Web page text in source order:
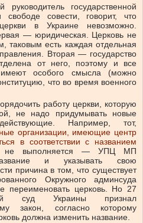
государственной
совести, говорит, что
в Украине невозможно.
— юридическая. Церковь не
таковым есть каждая отдельная
Вторая — государство
от него, поэтому и все
особого смысла (можно
что во время военного
работу церкви, которую
не надо придумывать новые
Например, тот,
организации, имеющие центр
в соответствии с названием
выполняется — УПЦ МП
и указывать свою
причина в том, что существует
Окружного админсуда
переименовать церковь. Но 27
суд Украины признал
закон, согласно которому
должна изменить название.